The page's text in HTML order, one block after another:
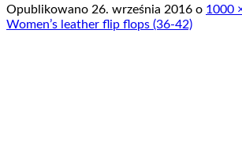
Opublikowano 26. września 2016 o 1000
Women’s leather flip flops (36-42)